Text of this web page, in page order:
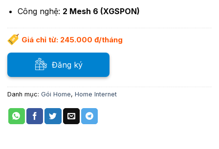
Công nghệ: 2 Mesh 6 (XGSPON)
Giá chỉ từ: 245.000 đ/tháng
Đăng ký
Danh mục: Gói Home, Home Internet